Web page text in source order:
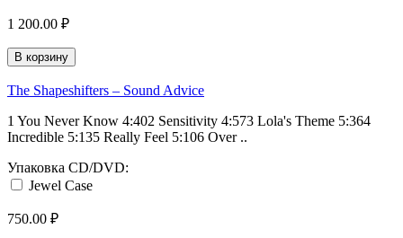
1 200.00 ₽
В корзину
The Shapeshifters ‎– Sound Advice
1 You Never Know 4:402 Sensitivity 4:573 Lola's Theme 5:364
Incredible 5:135 Really Feel 5:106 Over ..
Упаковка CD/DVD:
Jewel Case
750.00 ₽